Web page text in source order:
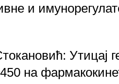
и
: Утицај
на